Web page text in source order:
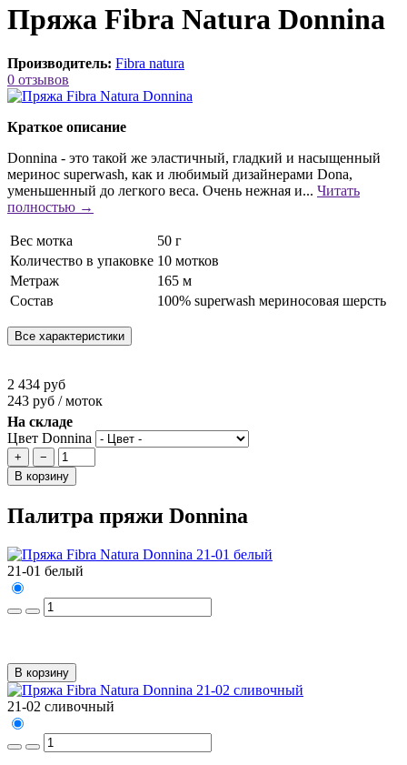
Пряжа Fibra Natura Donnina
Производитель: Fibra natura
0 отзывов
Краткое описание
Donnina - это такой же эластичный, гладкий и насыщенный
меринос superwash, как и любимый дизайнерами Dona,
уменьшенный до легкого веса. Очень нежная и... Читать
полностью →
Вес мотка
50 г
Количество в упаковке 10 мотков
Метраж
165 м
Состав
100% superwash мериносовая шерсть
Все характеристики
2 434 руб
243 руб / моток
На складе
Цвет Donnina
+
−
В корзину
Палитра пряжи Donnina
21-01 белый
В корзину
21-02 сливочный